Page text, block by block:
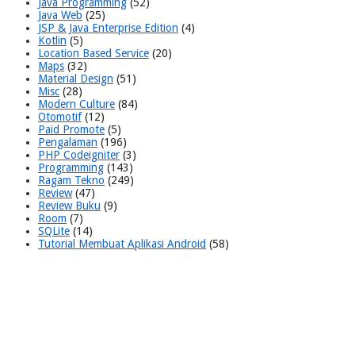
Java Web (25)
JSP & Java Enterprise Edition (4)
Kotlin (5)
Location Based Service (20)
Maps (32)
Material Design (51)
Misc (28)
Modern Culture (84)
Otomotif(12)
Paid Promote (5)
Pengalaman (196)
PHP Codeigniter (3)
Programming (143)
Ragam Tekno (249)
Review(47)
Review Buku (9)
Room (7)
SQLite (14)
Tutorial Membuat Aplikasi Android (58)